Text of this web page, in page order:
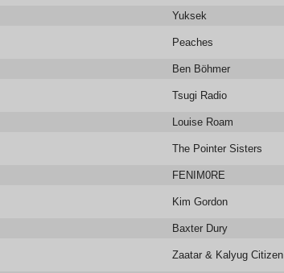
Yuksek
Peaches
Ben Böhmer
Tsugi Radio
Louise Roam
The Pointer Sisters
FENIM0RE
Kim Gordon
Baxter Dury
Zaatar & Kalyug Citizen